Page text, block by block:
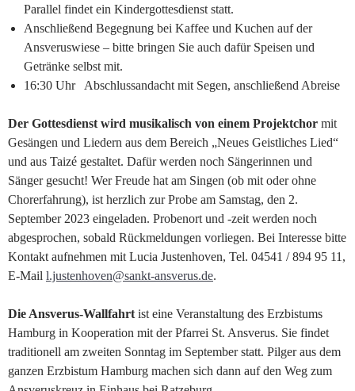
Parallel findet ein Kindergottesdienst statt.
Anschließend Begegnung bei Kaffee und Kuchen auf der
Ansveruswiese – bitte bringen Sie auch dafür Speisen und
Getränke selbst mit.
16:30 Uhr Abschlussandacht mit Segen, anschließend Abreise
Der Gottesdienst wird musikalisch von einem Projektchor mit
Gesängen und Liedern aus dem Bereich „Neues Geistliches Lied“
und aus Taizé gestaltet. Dafür werden noch Sängerinnen und
Sänger gesucht! Wer Freude hat am Singen (ob mit oder ohne
Chorerfahrung), ist herzlich zur Probe am Samstag, den 2.
September 2023 eingeladen. Probenort und -zeit werden noch
abgesprochen, sobald Rückmeldungen vorliegen. Bei Interesse bitte
Kontakt aufnehmen mit Lucia Justenhoven, Tel. 04541 / 894 95 11,
E-Mail l.justenhoven@sankt-ansverus.de.
Die Ansverus-Wallfahrt ist eine Veranstaltung des Erzbistums
Hamburg in Kooperation mit der Pfarrei St. Ansverus. Sie findet
traditionell am zweiten Sonntag im September statt. Pilger aus dem
ganzen Erzbistum Hamburg machen sich dann auf den Weg zum